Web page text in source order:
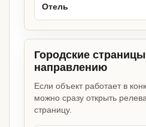
Отель
Городские
направлению
Если объект работает в
можно сразу открыть
страницу.